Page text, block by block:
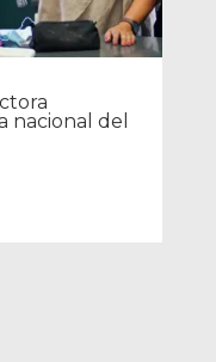
nacional del